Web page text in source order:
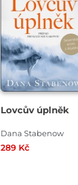
Lovcův úplněk
Dana Stabenow
289 Kč